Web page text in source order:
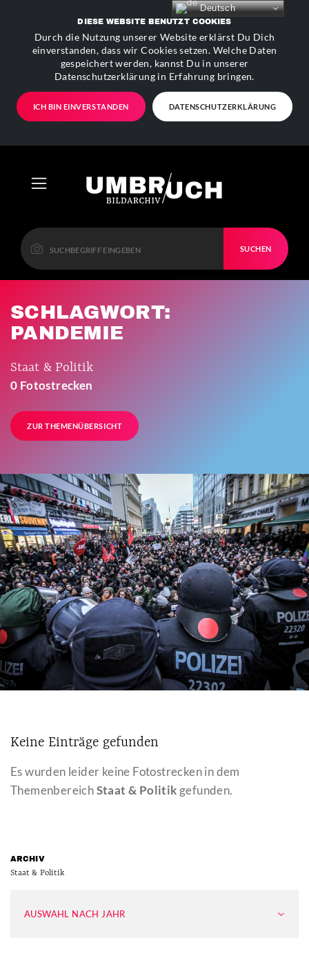
DIESE WEBSITE BENUTZT COOKIES
Durch die Nutzung unserer Website erklärst Du Dich
einverstanden, dass wir Cookies setzen. Welche Daten
gespeichert werden, kannst Du in unserer
Datenschutzerklärung in Erfahrung bringen.
ICH BIN EINVERSTANDEN DATENSCHUTZERKLÄRUNG
SUCHEN
SCHLAGWORT:
PANDEMIE
Staat & Politik
0 Fotostrecken
ZUR THEMENÜBERSICHT
Keine Einträge gefunden
Es wurden leider keine Fotostrecken in dem
ThemenbereichStaat & Politik gefunden.
ARCHIV
Staat & Politik
AUSWAHL NACH JAHR
Deutsch